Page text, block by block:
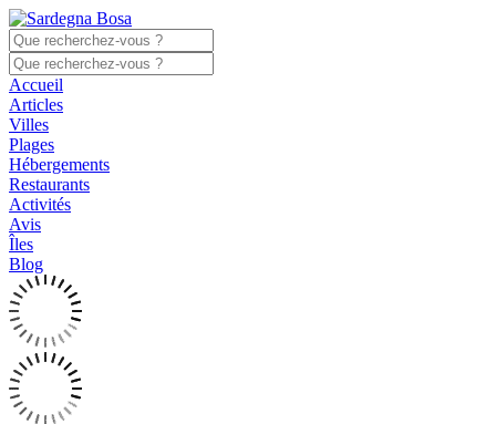
Accueil
Articles
Villes
Plages
Hébergements
Restaurants
Activités
Avis
Îles
Blog